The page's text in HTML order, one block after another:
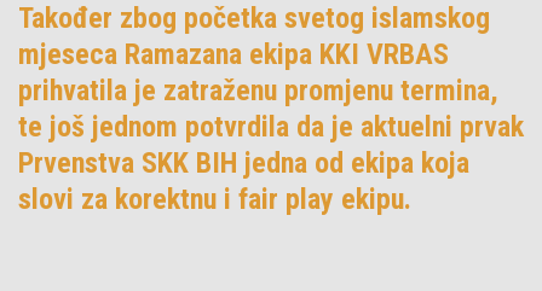
Također zbog početka svetog islamskog
mjeseca Ramazana ekipa KKI VRBAS
prihvatila je zatraženu promjenu termina,
te još jednom potvrdila da je aktuelni prvak
Prvenstva SKK BIH jedna od ekipa koja
slovi za korektnu i fair play ekipu.